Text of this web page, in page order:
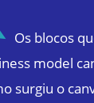
Os blocos
model
surgiu o